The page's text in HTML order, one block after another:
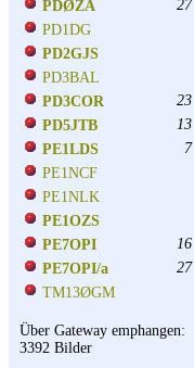
PDØZA
27
PD1DG
PD2GJS
PD3BAL
PD3COR
23
PD5JTB
13
PE1LDS
7
PE1NCF
PE1NLK
PE1OZS
PE7OPI
16
PE7OPI/a
27
TM13ØGM
Über Gateway emphangen:
3392 Bilder